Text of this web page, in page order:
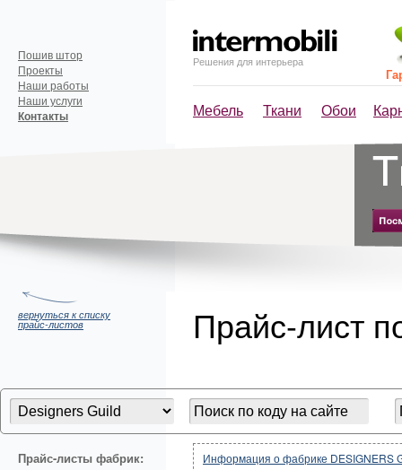
Решения для интерьера
Мебель Ткани Обои
Пошив штор
Проекты
Наши работы
Наши услуги
Контакты
Прайс-лист
вернуться к списку
прайс-листов
Прайс-листы фабрик:
Информация о фабрике DESIGNERS